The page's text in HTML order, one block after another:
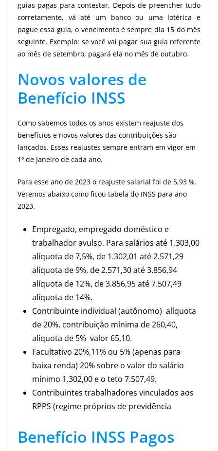
guias pagas para contestar. Depois de preencher tudo
corretamente, vá até um banco ou uma lotérica e
pague essa guia, o vencimento é sempre dia 15 do mês
seguinte. Exemplo: se você vai pagar sua guia referente
ao mês de setembro, pagará ela no mês de outubro.
Novos valores de
Benefício INSS
Como sabemos todos os anos existem reajuste dos
benefícios e novos valores das contribuições são
lançados. Esses reajustes sempre entram em vigor em
1º de Janeiro de cada ano.
Para esse ano de 2023 o reajuste salarial foi de 5,93 %.
Veremos abaixo como ficou tabela do INSS para ano
2023.
Empregado, empregado doméstico e
trabalhador avulso. Para salários até 1.303,00
alíquota de 7,5%, de 1.302,01 até 2.571,29
alíquota de 9%, de 2.571,30 até 3.856,94
alíquota de 12%, de 3.856,95 até 7.507,49
alíquota de 14%.
Contribuinte individual (autônomo) alíquota
de 20%, contribuição mínima de 260,40,
alíquota de 5% valor 65,10.
Facultativo 20%,11% ou 5% (apenas para
baixa renda) 20% sobre o valor do salário
mínimo 1.302,00 e o teto 7.507,49.
Contribuintes trabalhadores vinculados aos
RPPS (regime próprios de previdência
Benefício INSS Pagos